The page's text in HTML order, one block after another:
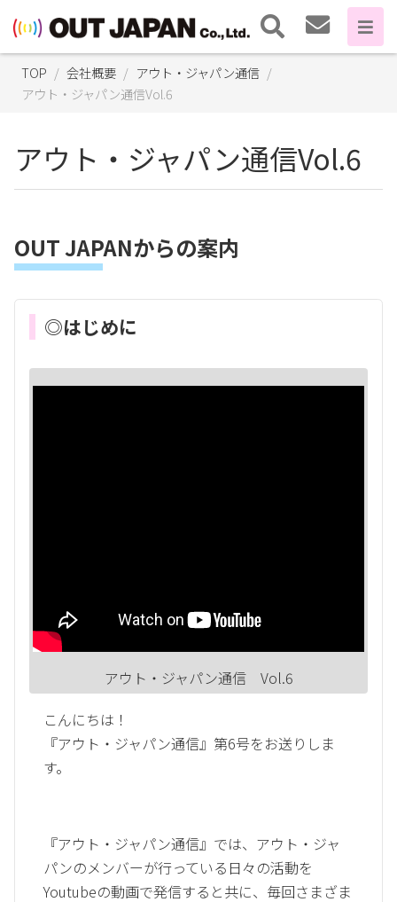
TOP 会社概要
アウト・ジャパン通信
アウト・ジャパン通信Vol.6
アウト・ジャパン通信Vol.6
OUT JAPANからの案内
◎はじめに
アウト・ジャパン通信 Vol.6
こんにちは！
『アウト・ジャパン通信』第6号をお送りしま
す。
『アウト・ジャパン通信』では、アウト・ジャ
パンのメンバーが行っている日々の活動を
Youtubeの動画で発信すると共に、毎回さまざま